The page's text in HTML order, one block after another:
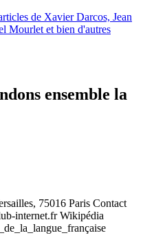
de Xavier Darcos, Jean
Mourlet et bien d'autres
ensemble la
75016 Paris Contact
internet.frWikipédia